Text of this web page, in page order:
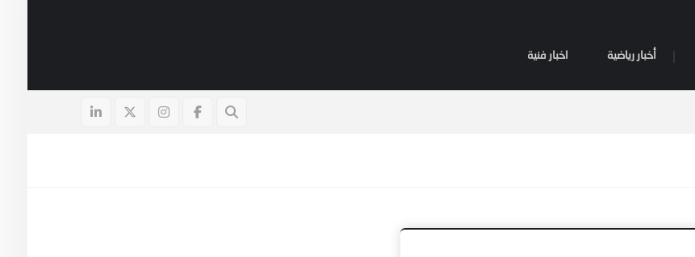
أخبار رياضية اخبار فنية